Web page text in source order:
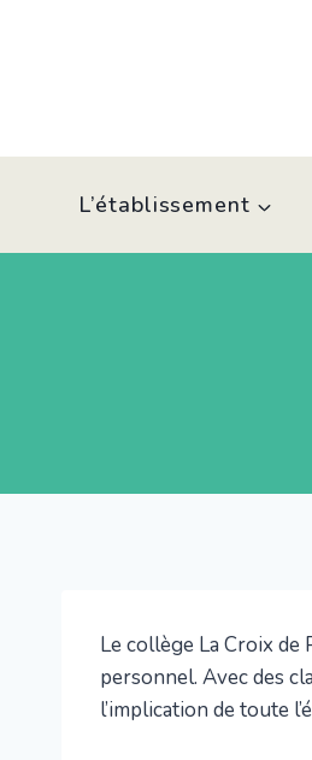
L’établissement
Le collège La Croix
personnel. Avec des
l’implication de toute